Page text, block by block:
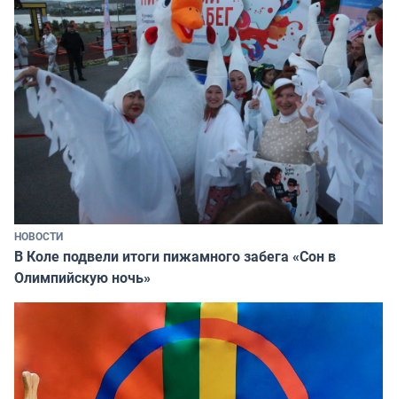
НОВОСТИ
В Коле подвели итоги пижамного забега «Сон в
Олимпийскую ночь»